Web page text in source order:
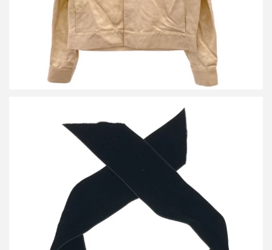
イヴサンローラン ビンテージ ストーンリボンネックレス